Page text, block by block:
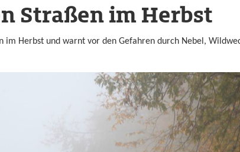
Straßen im Herbst
im Herbst und warnt vor den Gefahren durch Nebel,